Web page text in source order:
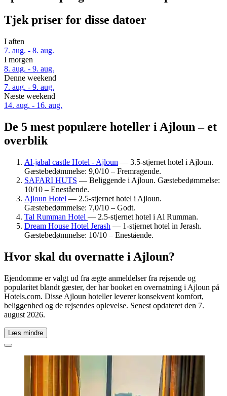
Tjek priser for disse datoer
I aften
7. aug. - 8. aug.
I morgen
8. aug. - 9. aug.
Denne weekend
7. aug. - 9. aug.
Næste weekend
14. aug. - 16. aug.
De 5 mest populære hoteller i Ajloun – et
overblik
Al-jabal castle Hotel - Ajloun — 3.5-stjernet hotel i Ajloun.
Gæstebedømmelse: 9,0/10 – Fremragende.
SAFARI HUTS — Beliggende i Ajloun. Gæstebedømmelse:
10/10 – Enestående.
Ajloun Hotel — 2.5-stjernet hotel i Ajloun.
Gæstebedømmelse: 7,0/10 – Godt.
Tal Rumman Hotel — 2.5-stjernet hotel i Al Rumman.
Dream House Hotel Jerash — 1-stjernet hotel in Jerash.
Gæstebedømmelse: 10/10 – Enestående.
Hvor skal du overnatte i Ajloun?
Ejendomme er valgt ud fra ægte anmeldelser fra rejsende og
popularitet blandt gæster, der har booket en overnatning i Ajloun på
Hotels.com. Disse Ajloun hoteller leverer konsekvent komfort,
beliggenhed og de rejsendes oplevelse. Senest opdateret den 7.
august 2026.
Læs mindre